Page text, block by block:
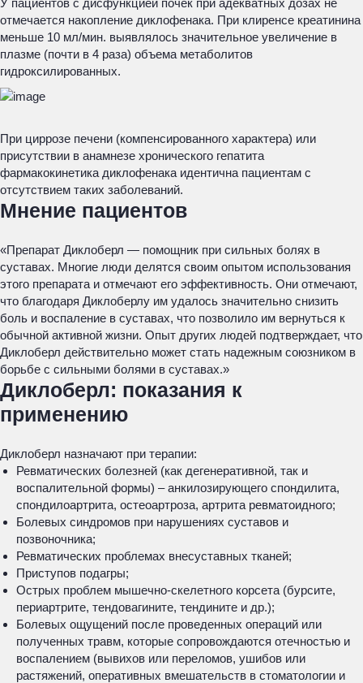
У пациентов с дисфункцией почек при адекватных дозах не
отмечается накопление диклофенака. При клиренсе креатинина
меньше 10 мл/мин. выявлялось значительное увеличение в
плазме (почти в 4 раза) объема метаболитов
гидроксилированных.
При циррозе печени (компенсированного характера) или
присутствии в анамнезе хронического гепатита
фармакокинетика диклофенака идентична пациентам с
отсутствием таких заболеваний.
Мнение пациентов
«Препарат Диклоберл — помощник при сильных болях в
суставах. Многие люди делятся своим опытом использования
этого препарата и отмечают его эффективность. Они отмечают,
что благодаря Диклоберлу им удалось значительно снизить
боль и воспаление в суставах, что позволило им вернуться к
обычной активной жизни. Опыт других людей подтверждает, что
Диклоберл действительно может стать надежным союзником в
борьбе с сильными болями в суставах.»
Диклоберл: показания к
применению
Диклоберл назначают при терапии:
Ревматических болезней (как дегенеративной, так и
воспалительной формы) – анкилозирующего спондилита,
спондилоартрита, остеоартроза, артрита ревматоидного;
Болевых синдромов при нарушениях суставов и
позвоночника;
Ревматических проблемах внесуставных тканей;
Приступов подагры;
Острых проблем мышечно-скелетного корсета (бурсите,
периартрите, тендовагините, тендините и др.);
Болевых ощущений после проведенных операций или
полученных травм, которые сопровождаются отечностью и
воспалением (вывихов или переломов, ушибов или
растяжений, оперативных вмешательств в стоматологии и